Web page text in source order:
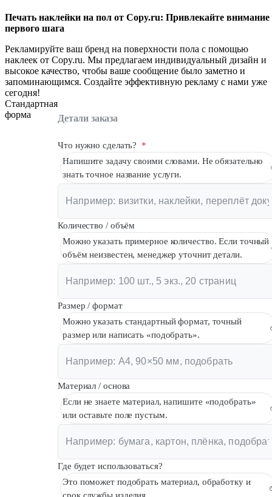
О компании
Написать директору
Арендодателям
Портфолио
Печать наклейки на пол от Copy.ru: Привлекайте внимание
первого шага
Рекламируйте ваш бренд на поверхности пола с помощью
наклеек от Copy.ru. Мы предлагаем индивидуальный дизайн и
высокое качество, чтобы ваше сообщение было заметно и
запоминающимся. Создайте эффективную рекламу с нами уже
сегодня!
Стандартная
форма
Детали заказа
Что нужно сделать?
*
Напишите задачу своими словами. Не обязательно
знать точное название услуги.
Количество / объём
Можно указать примерное количество. Если точный
объём неизвестен, менеджер уточнит детали.
Размер / формат
Можно указать стандартный формат, точный
размер или написать «подобрать».
Материал / основа
Если не знаете материал, напишите «подобрать»
или оставьте поле пустым.
Где будет использоваться?
Это поможет подобрать материал, обработку и